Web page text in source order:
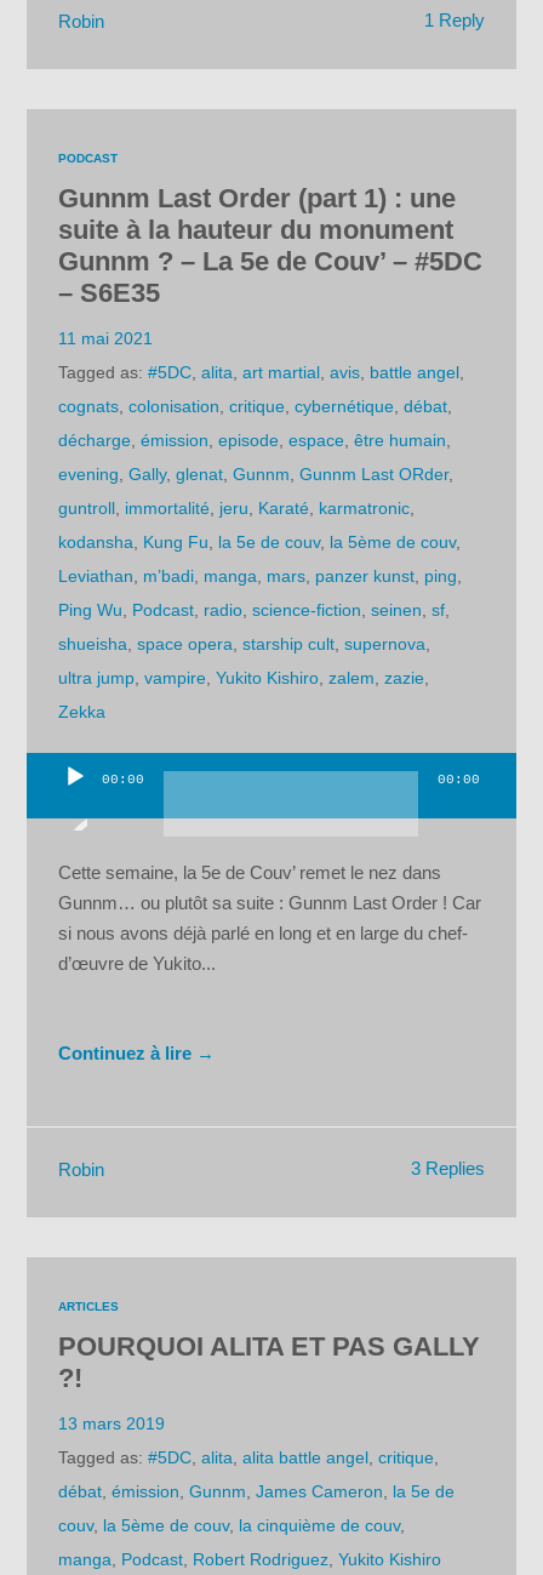
1 Reply
Robin
PODCAST
Gunnm Last Order (part 1) : une
suite à la hauteur du monument
Gunnm ? – La 5e de Couv’ – #5DC
– S6E35
11 mai 2021
Tagged as:#5DC ,alita ,art martial ,avis battle angel
cognats ,colonisation ,critique ,cybernétique ,débat
décharge ,émission ,episode ,espace ,être humain
evening ,Gally,glenat ,Gunnm ,Gunnm Last ORder,
guntroll immortalité jeru Karaté karmatronic
kodansha
Kung Fu la 5e de couv, la 5ème de couv,
Leviathan
m’badi manga mars panzer kunst ping
Ping Wu
Podcast radio ,science-fiction ,seinen ,sf
shueisha ,space opera ,starship cult ,supernova
ultra jump ,vampire ,Yukito Kishiro ,zalem ,zazie
Zekka
00:00 00:00
Cette semaine, la 5e de Couv’ remet le nez dans
Gunnm… ou plutôt sa suite : Gunnm Last Order ! Car
si nous avons déjà parlé en long et en large du chef-
d’œuvre de Yukito...
Continuez à lire →
3 Replies
Robin
ARTICLES
POURQUOI ALITA ET PAS GALLY
?!
13 mars 2019
Tagged as:#5DC ,alita ,alita battle angel ,critique
débat ,émission ,Gunnm ,James Cameron
la 5e de
couv, la 5ème de couv, la cinquième de couv,
manga
Podcast Robert Rodriguez ,Yukito Kishiro